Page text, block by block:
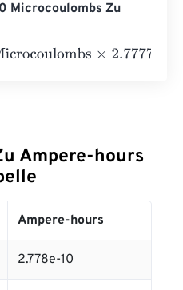
Microcoulombs Zu
×2.7777777777778
Ampere-hours
Ampere-hours
2.778e-10